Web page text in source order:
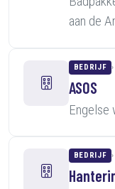
aan de
BEDRIJF
ASOS
Engelse
BEDRIJF